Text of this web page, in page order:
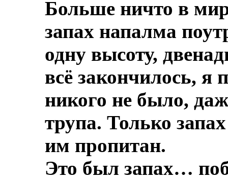
Больше ничто в
запах напалма
одну высоту,
всё закончилось, я
никого не было,
трупа. Только
им пропитан.
Это был запах…